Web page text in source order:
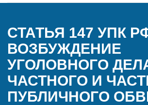
СТАТЬЯ 147 УПК
ВОЗБУЖДЕНИЕ
УГОЛОВНОГО
ЧАСТНОГО И
ПУБЛИЧНОГО